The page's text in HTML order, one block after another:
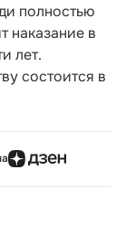
полностью
наказание в
лет.
состоится в